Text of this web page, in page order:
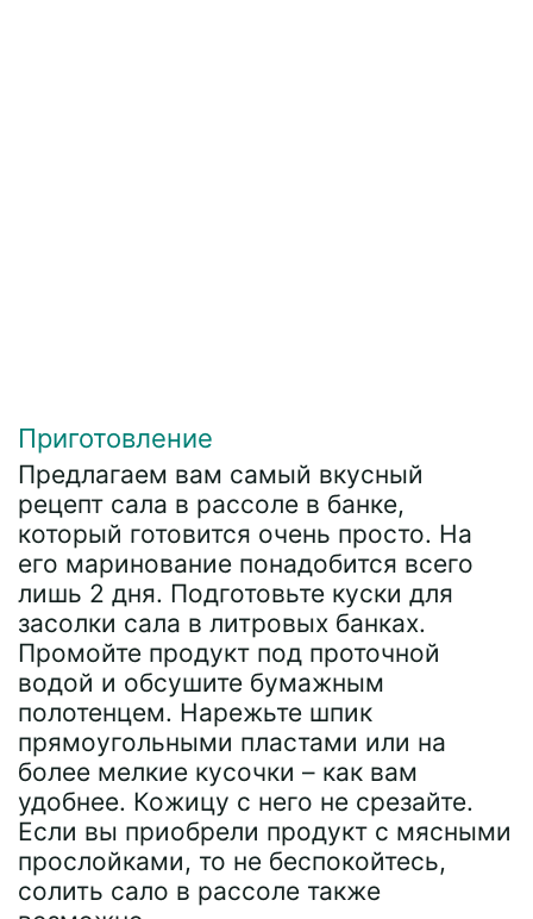
Приготовление
Предлагаем вам самый вкусный
рецепт сала в рассоле в банке,
который готовится очень просто. На
его маринование понадобится всего
лишь 2 дня. Подготовьте куски для
засолки сала в литровых банках.
Промойте продукт под проточной
водой и обсушите бумажным
полотенцем. Нарежьте шпик
прямоугольными пластами или на
более мелкие кусочки – как вам
удобнее. Кожицу с него не срезайте.
Если вы приобрели продукт с мясными
прослойками, то не беспокойтесь,
солить сало в рассоле также